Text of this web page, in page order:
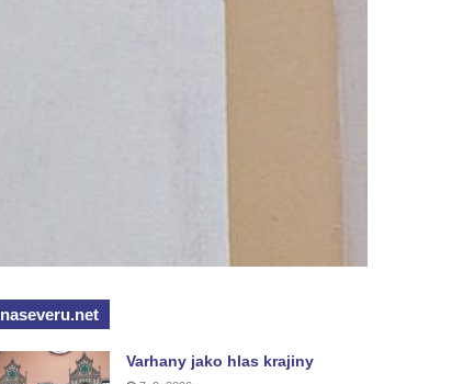
naseveru.net
Varhany jako hlas krajiny